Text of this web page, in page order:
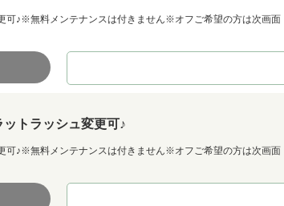
♪※無料メンテナンスは付きません※オフご希望の方は次画面
トラッシュ変更可♪
♪※無料メンテナンスは付きません※オフご希望の方は次画面